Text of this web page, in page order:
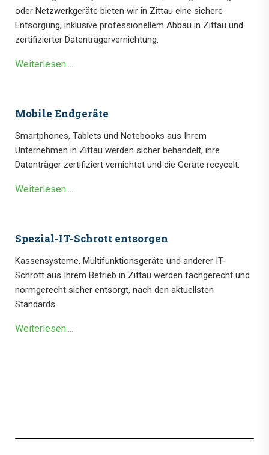
oder Netzwerkgeräte bieten wir in Zittau eine sichere
Entsorgung, inklusive professionellem Abbau in Zittau und
zertifizierter Datenträgervernichtung.
Weiterlesen....
Mobile Endgeräte
Smartphones, Tablets und Notebooks aus Ihrem
Unternehmen in Zittau werden sicher behandelt, ihre
Datenträger zertifiziert vernichtet und die Geräte recycelt.
Weiterlesen....
Spezial-IT-Schrott entsorgen
Kassensysteme, Multifunktionsgeräte und anderer IT-
Schrott aus Ihrem Betrieb in Zittau werden fachgerecht und
normgerecht sicher entsorgt, nach den aktuellsten
Standards.
Weiterlesen....